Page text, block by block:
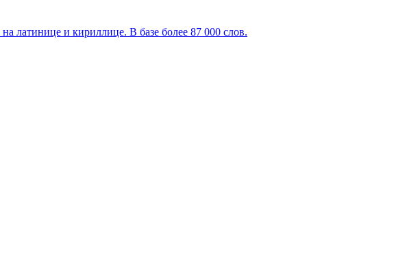
латинице и кириллице. В базе более 87 000 слов.